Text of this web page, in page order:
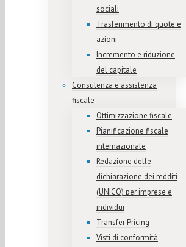
sociali
Trasferimento di quote e
azioni
Incremento e riduzione
del capitale
Consulenza e assistenza
fiscale
Ottimizzazione fiscale
Pianificazione fiscale
internazionale
Redazione delle
dichiarazione dei redditi
(UNICO) per imprese e
individui
Transfer Pricing
Visti di conformità